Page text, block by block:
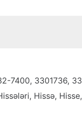
3301736,
Hissə,